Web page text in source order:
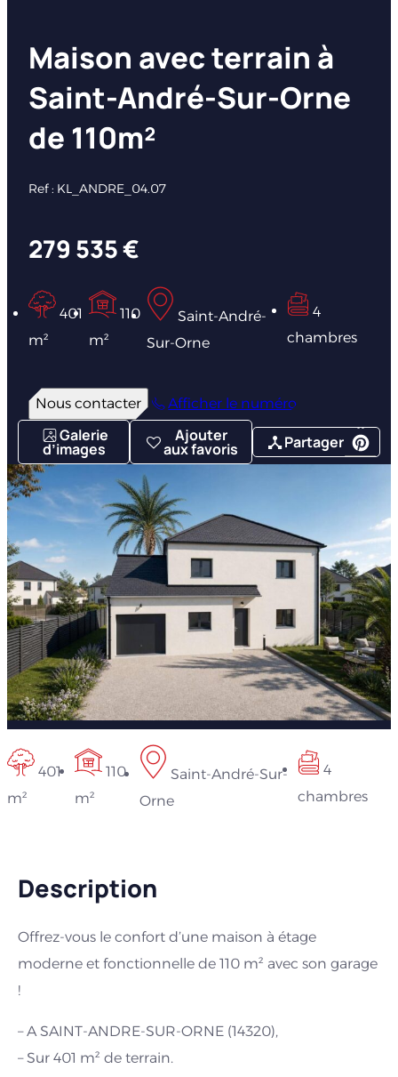
Maison avec terrain à
Saint-André-Sur-Orne
de 110m²
Ref : KL_ANDRE_04.07
279 535 €
401
m²
110
m²
Saint-André-
Sur-Orne
4
chambres
Nous contacter Afficher le numéro
Galerie
d’images
Ajouter
aux favoris Partager
401
m²
110
m²
Saint-André-Sur-
Orne
4
chambres
Description
Offrez-vous le confort d’une maison à étage
moderne et fonctionnelle de 110 m² avec son garage
!
– A SAINT-ANDRE-SUR-ORNE (14320),
– Sur 401 m² de terrain.